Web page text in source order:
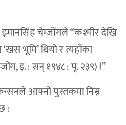
इमानसिंह चेम्जोंगले “कश्मीर देखि
भूमि’ थियो र त्यहाँका
इ. : सन् १९४८ : पृ. २३९) !”
आफ्नो पुस्तकमा निम्न
: